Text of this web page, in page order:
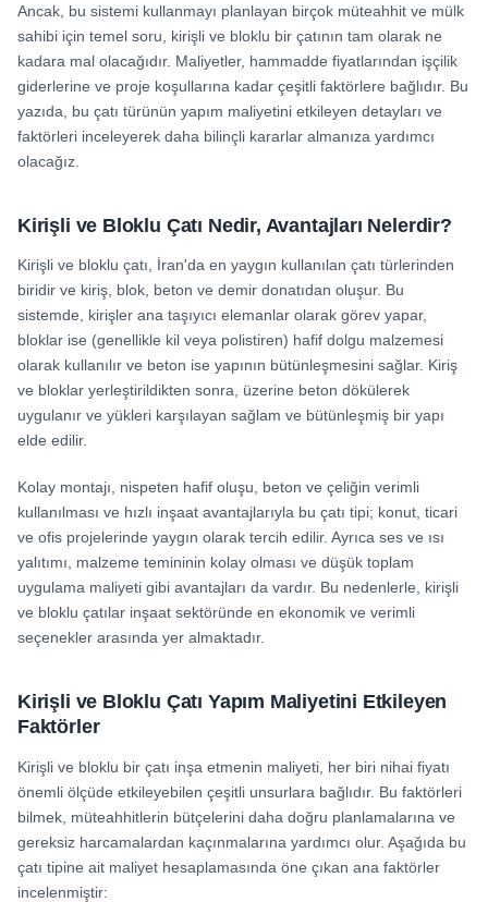
Ancak, bu sistemi kullanmayı planlayan birçok müteahhit ve mülk
sahibi için temel soru, kirişli ve bloklu bir çatının tam olarak ne
kadara mal olacağıdır. Maliyetler, hammadde fiyatlarından işçilik
giderlerine ve proje koşullarına kadar çeşitli faktörlere bağlıdır. Bu
yazıda, bu çatı türünün yapım maliyetini etkileyen detayları ve
faktörleri inceleyerek daha bilinçli kararlar almanıza yardımcı
olacağız.
Kirişli ve Bloklu Çatı Nedir, Avantajları Nelerdir?
Kirişli ve bloklu çatı, İran'da en yaygın kullanılan çatı türlerinden
biridir ve kiriş, blok, beton ve demir donatıdan oluşur. Bu
sistemde, kirişler ana taşıyıcı elemanlar olarak görev yapar,
bloklar ise (genellikle kil veya polistiren) hafif dolgu malzemesi
olarak kullanılır ve beton ise yapının bütünleşmesini sağlar. Kiriş
ve bloklar yerleştirildikten sonra, üzerine beton dökülerek
uygulanır ve yükleri karşılayan sağlam ve bütünleşmiş bir yapı
elde edilir.
Kolay montajı, nispeten hafif oluşu, beton ve çeliğin verimli
kullanılması ve hızlı inşaat avantajlarıyla bu çatı tipi; konut, ticari
ve ofis projelerinde yaygın olarak tercih edilir. Ayrıca ses ve ısı
yalıtımı, malzeme temininin kolay olması ve düşük toplam
uygulama maliyeti gibi avantajları da vardır. Bu nedenlerle, kirişli
ve bloklu çatılar inşaat sektöründe en ekonomik ve verimli
seçenekler arasında yer almaktadır.
Kirişli ve Bloklu Çatı Yapım Maliyetini Etkileyen
Faktörler
Kirişli ve bloklu bir çatı inşa etmenin maliyeti, her biri nihai fiyatı
önemli ölçüde etkileyebilen çeşitli unsurlara bağlıdır. Bu faktörleri
bilmek, müteahhitlerin bütçelerini daha doğru planlamalarına ve
gereksiz harcamalardan kaçınmalarına yardımcı olur. Aşağıda bu
çatı tipine ait maliyet hesaplamasında öne çıkan ana faktörler
incelenmiştir: